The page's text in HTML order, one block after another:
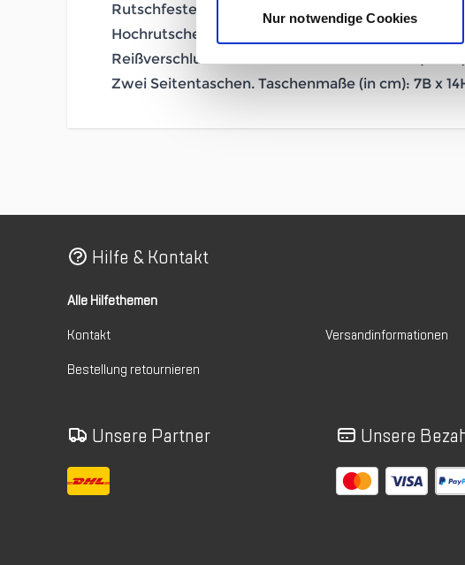
Nur notwendige Cookies
Rutschfeste Silikonpunkte am Beinabschluss, um
Hochrutschen zu verhindern.
Reißverschlusstasche hinten. Taschenmaße (in cm):
Zwei Seitentaschen. Taschenmaße (in cm): 7B x
Hilfe & Kontakt
Alle Hilfethemen
Kontakt
Versandinformationen
Bestellung retournieren
Unsere Partner Unsere